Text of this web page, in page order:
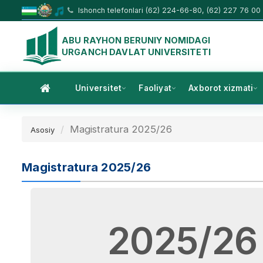
Ishonch telefonlari (62) 224-66-80, (62) 227 76 00
ABU RAYHON BERUNIY NOMIDAGI
URGANCH DAVLAT UNIVERSITETI
Universitet Faoliyat Axborot xizmati
Asosiy Magistratura 2025/26
Magistratura 2025/26
2025/